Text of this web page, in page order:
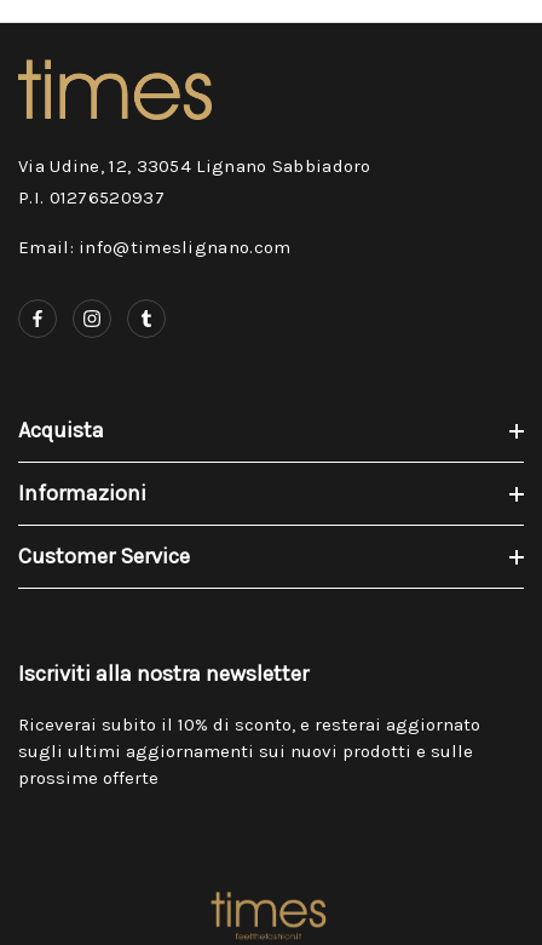
Via Udine, 12, 33054 Lignano Sabbiadoro
P.I. 01276520937
Email: info@timeslignano.com
Acquista
Informazioni
Customer Service
Iscriviti alla nostra newsletter
Riceverai subito il 10% di sconto, e resterai aggiornato
sugli ultimi aggiornamenti sui nuovi prodotti e sulle
prossime offerte